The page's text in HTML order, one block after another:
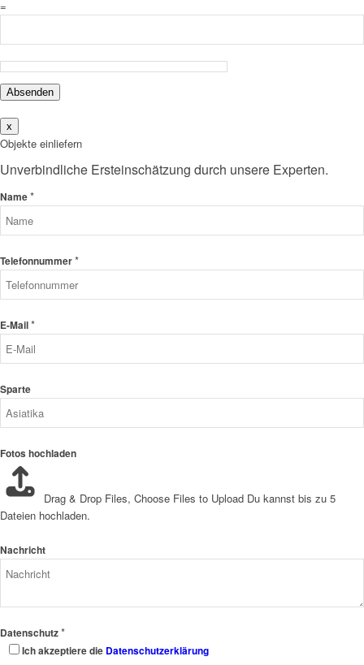
=
Absenden
x
Objekte einliefern
Unverbindliche Ersteinschätzung durch unsere Experten.
Name*
Telefonnummer*
E-Mail*
Sparte
Fotos hochladen
Drag & Drop Files, Choose Files to Upload Du kannst bis zu 5
Dateien hochladen.
Nachricht
Datenschutz*
Ich akzeptiere die Datenschutzerklärung